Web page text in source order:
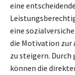
eine
eine
die Motivation zur
zu steigern.
können die